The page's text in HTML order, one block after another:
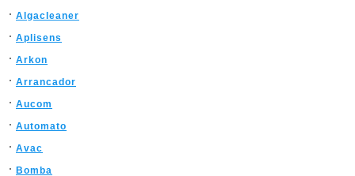
Algacleaner
Aplisens
Arkon
Arrancador
Aucom
Automato
Avac
Bomba